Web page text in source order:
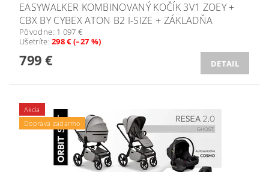
EASYWALKER KOMBINOVANÝ KOČÍK 3V1 ZOEY +
CBX BY CYBEX ATON B2 I-SIZE + ZÁKLADŇA
Pôvodne: 1 097 €
Ušetríte:298 € (–27 %)
799 € DETAIL
Akcia
Doprava zadarmo